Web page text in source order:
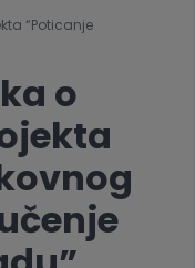
“Poticanje
o